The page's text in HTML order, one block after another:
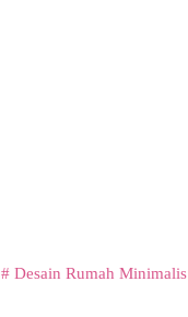
# Desain Rumah Minimalis